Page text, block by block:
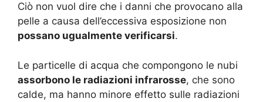
Ciò non vuol dire che i danni che provocano alla
pelle a causa dell’eccessiva esposizione non
possano ugualmente verificarsi.
Le particelle di acqua che compongono le nubi
assorbono le radiazioni infrarosse, che sono
calde, ma hanno minore effetto sulle radiazioni